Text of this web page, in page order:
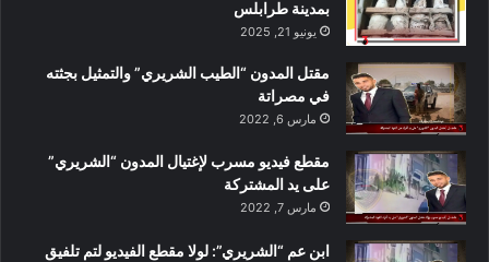
بمدينة طرابلس
يونيو 21, 2025
مقتل المدون “الطيب الشريري” والتمثيل بجثته
في مصراتة
مارس 6, 2022
مقطع فيديو مسرب لإغتيال المدون “الشريري”
على يد المشتركة
مارس 7, 2022
ابن عم “الشريري”: لولا مقطع الفيديو لتم تلفيق